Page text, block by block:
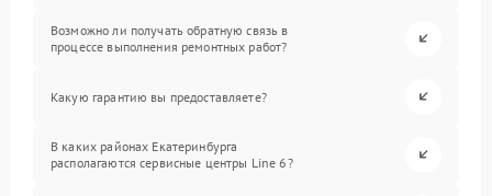
Возможно ли получать обратную связь в
процессе выполнения ремонтных работ?
Какую гарантию вы предоставляете?
В каких районах Екатеринбурга
располагаются сервисные центры Line 6?